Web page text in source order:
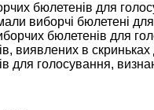
бюлетенів для
виборчі бюлетені
бюлетенів для
виявлених в
для голосування,